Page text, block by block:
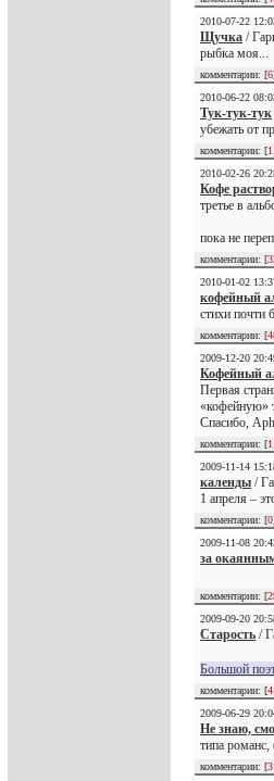
2010-07-22
Щучка /
рыбка моя...
комментарии: [6
2010-06-22
Тук-тук-тук
убежать от
комментарии: [
2010-02-26
Кофе
третье в
пока не
комментарии: [
2010-01-02
кофейный
стихи почти
комментарии: [
2009-12-20
Кофейный
Первая
«кофейную»
Спасибо,
комментарии: [
2009-11-14
календы /
1 апреля –
комментарии: [0
2009-11-08
за
комментарии: [
2009-09-20
Старость /
Большой
комментарии: [
2009-06-29
Не знаю,
типа романс,
комментарии: [